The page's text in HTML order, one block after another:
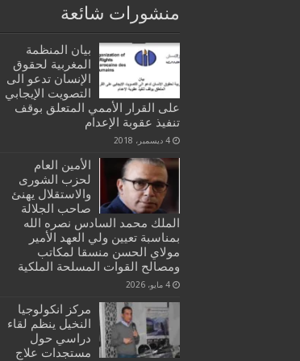
منشورات شائعة
بيان المنظمة
المغربية لحقوق
الإنسان تدعو الى
التصويت الإيجابي
على القرار الأممي المتعلق بوقف
تنفيذ عقوبة الإعدام
4 ديسمبر، 2018
الأمين العام
لحزب الشورى
والاستقلال يهنئ
صاحب الجلالة
الملك محمد السادس نصره الله
بمناسبة تعيين ولي العهد الأمير
مولاي الحسن منسقا لمكاتب
ومصالح القوات المسلحة الملكية
4 مايو، 2026
مركز انكولوجيا
النخيل ينظم لقاء
دراسي حول
مستجدات علاج